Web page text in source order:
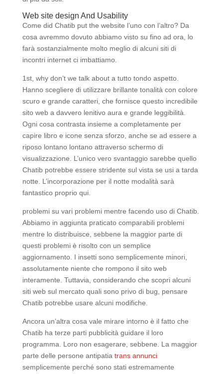
Web site design And Usability
Come did Chatib put the website l’uno con l’altro? Da
cosa avremmo dovuto abbiamo visto su fino ad ora, lo
farà sostanzialmente molto meglio di alcuni siti di
incontri internet ci imbattiamo.
1st, why don’t we talk about a tutto tondo aspetto.
Hanno scegliere di utilizzare brillante tonalità con colore
scuro e grande caratteri, che fornisce questo incredibile
sito web a davvero lenitivo aura e grande leggibilità.
Ogni cosa contrasta insieme a completamente per
capire libro e icone senza sforzo, anche se ad essere a
riposo lontano lontano attraverso schermo di
visualizzazione. L’unico vero svantaggio sarebbe quello
Chatib potrebbe essere stridente sul vista se usi a tarda
notte. L’incorporazione per il notte modalità sarà
fantastico proprio qui.
problemi su vari problemi mentre facendo uso di Chatib.
Abbiamo in aggiunta praticato comparabili problemi
mentre lo distribuisce, sebbene la maggior parte di
questi problemi è risolto con un semplice
aggiornamento. I insetti sono semplicemente minori,
assolutamente niente che rompono il sito web
interamente. Tuttavia, considerando che scopri alcuni
siti web sul mercato quali sono privo di bug, pensare
Chatib potrebbe usare alcuni modifiche.
Ancora un’altra cosa vale mirare intorno è il fatto che
Chatib ha terze parti pubblicità guidare il loro
programma. Loro non esagerare, sebbene. La maggior
parte delle persone antipatia trans annunci
semplicemente perché sono stati estremamente